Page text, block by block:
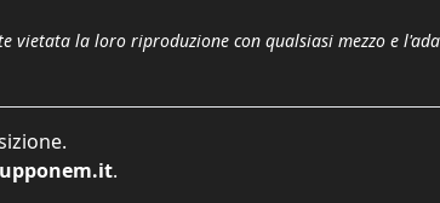
vietata la loro riproduzione con qualsiasi mezzo e
.